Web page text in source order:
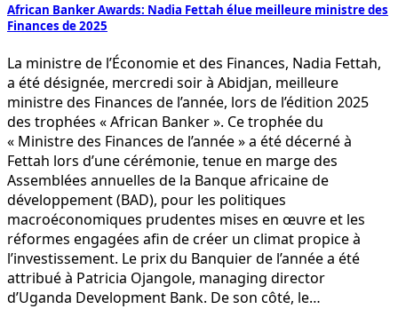
African Banker Awards: Nadia Fettah élue meilleure ministre des
Finances de 2025
La ministre de l’Économie et des Finances, Nadia Fettah,
a été désignée, mercredi soir à Abidjan, meilleure
ministre des Finances de l’année, lors de l’édition 2025
des trophées « African Banker ». Ce trophée du
« Ministre des Finances de l’année » a été décerné à
Fettah lors d’une cérémonie, tenue en marge des
Assemblées annuelles de la Banque africaine de
développement (BAD), pour les politiques
macroéconomiques prudentes mises en œuvre et les
réformes engagées afin de créer un climat propice à
l’investissement. Le prix du Banquier de l’année a été
attribué à Patricia Ojangole, managing director
d’Uganda Development Bank. De son côté, le…